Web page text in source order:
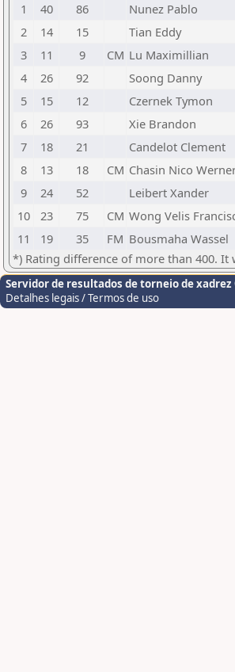
1
40 86 Nunez Pablo
2
14 15 Tian Eddy
3
11 9 CM Lu Maximillian
4
26 92 Soong Danny
5
15 12 Czernek Tymon
6
26 93 Xie Brandon
7
18 21 Candelot Clement
8
13 18 CM Chasin Nico
9
24 52 Leibert Xander
10
23 75 CM Wong Velis
11
19 35 FM Bousmaha Wassel
*) Rating difference of more than 400. It
Servidor de resultados de torneio de xadrez
Detalhes legais / Termos de uso